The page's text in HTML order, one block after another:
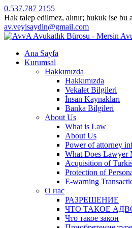
0.537.787 2155
Hak talep edilmez, alınır; hukuk ise bu
av.veyisaydin@gmail.com
Ana Sayfa
Kurumsal
Hakkımızda
Hakkımızda
Vekalet Bilgileri
İnsan Kaynakları
Banka Bilgileri
About Us
What is Law
About Us
Power of attorney
What Does Lawyer
Acquisition of
Protection of
E-warning
О нас
РАЗРЕШЕНИЕ
ЧТО ТАКОЕ
Что такое закон